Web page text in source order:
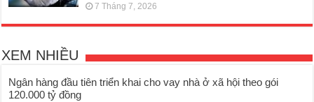
7 Tháng 7, 2026
XEM NHIỀU
Ngân hàng đầu tiên triển khai cho vay nhà ở xã hội theo gói
120.000 tỷ đồng